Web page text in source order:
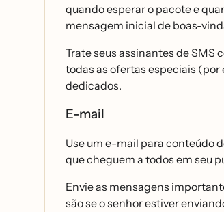
quando esperar o pacote e
mensagem inicial de boas-
Trate seus assinantes de SMS
todas as ofertas especiais (por
dedicados.
E-mail
Use um e-mail para conteúdo
que cheguem a todos em seu
Envie as mensagens
são se o senhor estiver